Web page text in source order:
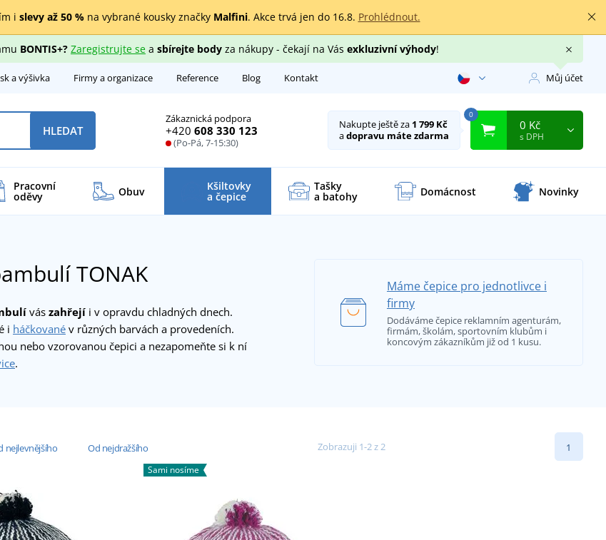
i slevy až 50 %na vybrané kousky značky Malfini. Akce trvá jen do 16.8. Prohlédnout.
BONTIS+? Zaregistrujte sea sbírejte bodyza nákupy - čekají na Vás exkluzivní výhody!
a výšivka Firmy a organizace Reference Blog Kontakt Můj účet
Zákaznická podpora
+420 608 330 123
(Po-Pá, 7-15:30)
HLEDAT Nakupte ještě za 1 799 Kč
adopravu máte zdarma
0
0 Kč
s DPH
Pracovní
oděvy Obuv Kšiltovky
a čepice
Tašky
a batohy Domácnost Novinky
TONAK
vás zahřejí i v opravdu chladných dnech.
i háčkované v různých barvách a provedeních.
nebo vzorovanou čepici a nezapomeňte si k ní
.
Máme čepice pro jednotlivce i
firmy
Dodáváme čepice reklamním agenturám,
firmám, školám, sportovním klubům i
koncovým zákazníkům již od 1 kusu.
nejlevnějšího Od nejdražšího Zobrazuji 1-2 z 2 1
Sami nosíme